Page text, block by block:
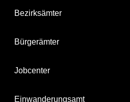
Bezirksämter
Bürgerämter
Jobcenter
Einwanderungsamt